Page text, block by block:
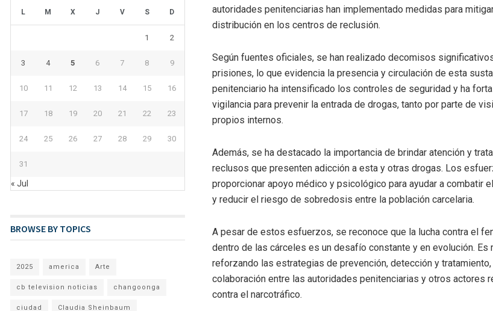
autoridades penitenciarias han implementado medidas para
distribución en los centros de reclusión.
Según fuentes oficiales, se han realizado decomisos
prisiones, lo que evidencia la presencia y circulación de esta
penitenciario ha intensificado los controles de seguridad y ha
vigilancia para prevenir la entrada de drogas, tanto por parte de
propios internos.
Además, se ha destacado la importancia de brindar atención y
reclusos que presenten adicción a esta y otras drogas. Los
proporcionar apoyo médico y psicológico para ayudar a combatir
y reducir el riesgo de sobredosis entre la población carcelaria.
A pesar de estos esfuerzos, se reconoce que la lucha contra el
dentro de las cárceles es un desafío constante y en evolución. Es
reforzando las estrategias de prevención, detección y
colaboración entre las autoridades penitenciarias y otros actores
contra el narcotráfico.
L M X J V S D
1 2
3 4 5 6 7 8 9
10 11 12 13 14 15 16
17 18 19 20 21 22 23
24 25 26 27 28 29 30
31
« Jul
BROWSE BY TOPICS
2025 america Arte
cb television noticias changoonga
ciudad Claudia Sheinbaum